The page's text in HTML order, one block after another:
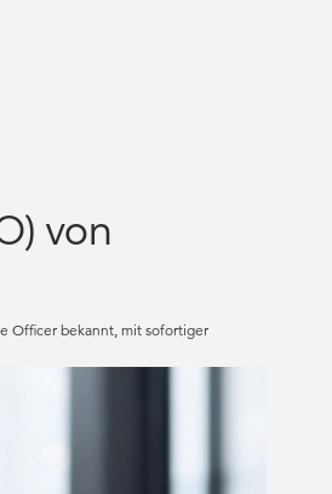
von
Officer bekannt, mit sofortiger